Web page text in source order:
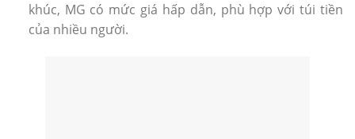
khúc, MG có mức giá hấp dẫn, phù hợp với túi tiền
của nhiều người.